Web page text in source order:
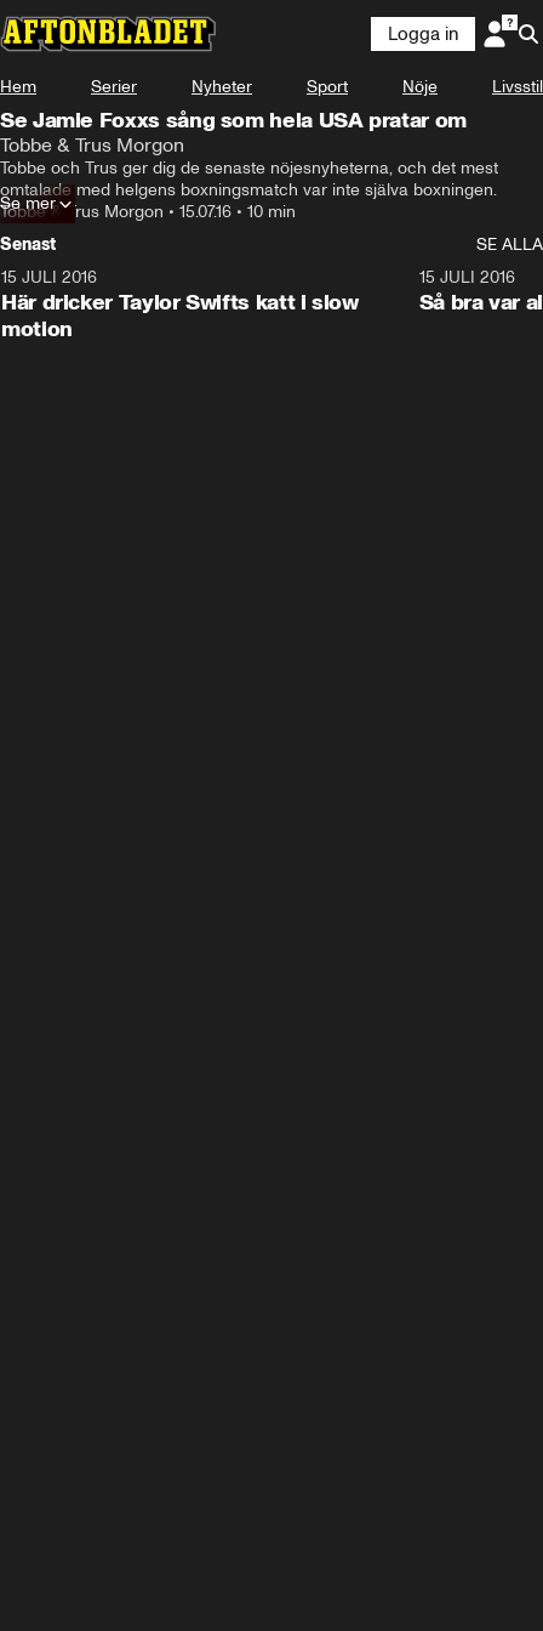
Logga in
Hem Serier Nyheter Sport Nöje Livsstil
Se Jamie Foxxs sång som hela USA pratar om
Tobbe & Trus Morgon
Tobbe och Trus ger dig de senaste nöjesnyheterna, och det mest
omtalade med helgens boxningsmatch var inte själva boxningen.
Tobbe & Trus Morgon • 15.07.16 • 10 min
Se mer
Senast
SE ALLA
15 JULI 2016
Här dricker Taylor Swifts katt i slow
motion
15 JULI 2016
Så bra var